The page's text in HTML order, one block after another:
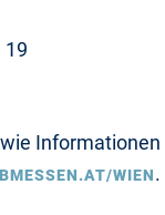
19
WIEN.